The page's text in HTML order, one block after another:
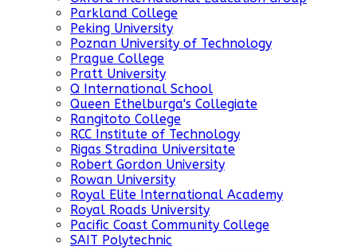
Parkland College
Peking University
Poznan University of Technology
Prague College
Pratt University
Q International School
Queen Ethelburga's Collegiate
Rangitoto College
RCC Institute of Technology
Rigas Stradina Universitate
Robert Gordon University
Rowan University
Royal Elite International Academy
Royal Roads University
Pacific Coast Community College
SAIT Polytechnic